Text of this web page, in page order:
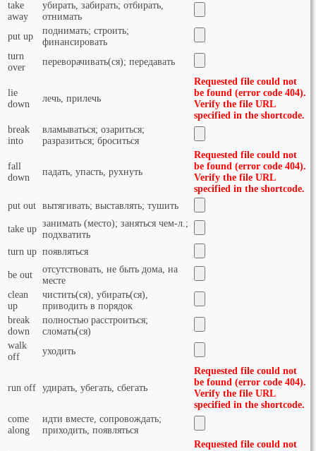
take
away
убирать, забирать; отбирать,
отнимать
put up
поднимать; строить;
финансировать
turn
over
переворачивать(ся); передавать
lie
down
лечь, прилечь
Requested file could not
be found (error code 404).
Verify the file URL
specified in the shortcode.
break
into
вламываться; озариться;
разразиться; броситься
fall
down
падать, упасть, рухнуть
Requested file could not
be found (error code 404).
Verify the file URL
specified in the shortcode.
put out вытягивать; выставлять; тушить
take up
занимать (место); заняться чем-л.;
подхватить
turn up появляться
be out
отсутствовать, не быть дома, на
месте
clean
up
чистить(ся), убирать(ся),
приводить в порядок
break
down
полностью расстроиться;
сломать(ся)
walk
off
уходить
run off удирать, убегать, сбегать
Requested file could not
be found (error code 404).
Verify the file URL
specified in the shortcode.
come
along
идти вместе, сопровождать;
приходить, появляться
Requested file could not